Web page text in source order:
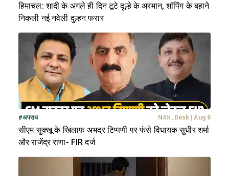
हिमाचल: शादी के अगले ही दिन टूटे दूल्हे के अरमान, शॉपिंग के बहाने
निकली नई नवेली दुल्हन फरार
#अपराध N4H_Desk Aug 8
सीएम सुक्खू के खिलाफ अभद्र टिप्पणी पर फंसे विधायक सुधीर शर्मा
और राजेंद्र राणा- FIR दर्ज